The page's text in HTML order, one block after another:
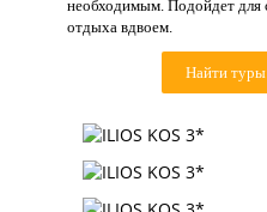
необходимым. Подойдет для
отдыха вдвоем.
Найти туры